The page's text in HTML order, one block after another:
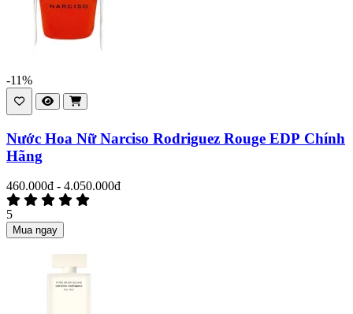
-11%
Nước Hoa Nữ Narciso Rodriguez Rouge EDP Chính
Hãng
460.000đ - 4.050.000đ
5
Mua ngay